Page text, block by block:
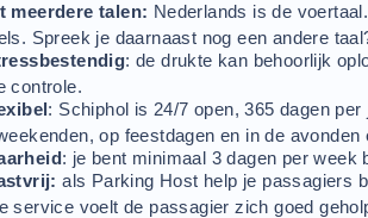
meerdere talen: Nederlands is de
Spreek je daarnaast nog een andere
: de drukte kan behoorlijk
controle.
: Schiphol is 24/7 open, 365 dagen
op feestdagen en in de
: je bent minimaal 3 dagen per week
als Parking Host help je passagiers
service voelt de passagier zich goed